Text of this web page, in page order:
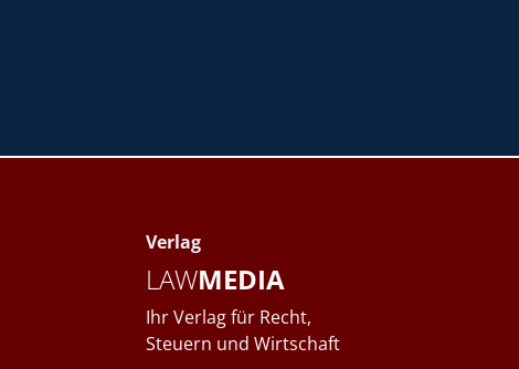
Verlag
LAWMEDIA
Ihr Verlag für Recht,
Steuern und Wirtschaft